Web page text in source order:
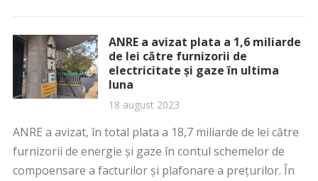
ANRE a avizat plata a 1,6 miliarde
de lei către furnizorii de
electricitate și gaze în ultima
luna
18 august 2023
ANRE a avizat, în total plata a 18,7 miliarde de lei către
furnizorii de energie și gaze în contul schemelor de
compoensare a facturilor și plafonare a prețurilor. În